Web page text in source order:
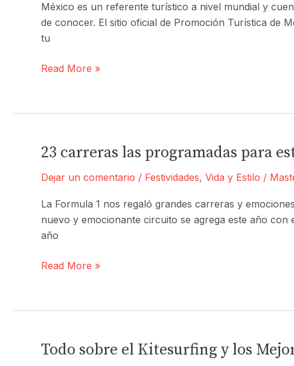
la
nacionalización
del
México es un referente turístico a nivel mundial y
de conocer. El sitio oficial de Promoción Turística de
tu
Rutas
Viajar
Auto
México.
Read More »
23 carreras las programadas para
Dejar un comentario / Festividades, Vida y Estilo /
La Formula 1 nos regaló grandes carreras y
nuevo y emocionante circuito se agrega este año
año
23
programadas
este
Read More »
Todo sobre el Kitesurfing y los